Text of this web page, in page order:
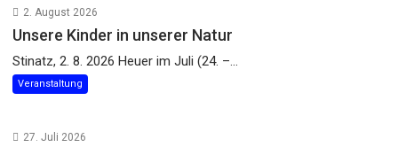
2. August 2026
Unsere Kinder in unserer Natur
Stinatz, 2. 8. 2026 Heuer im Juli (24. –...
Veranstaltung
27. Juli 2026